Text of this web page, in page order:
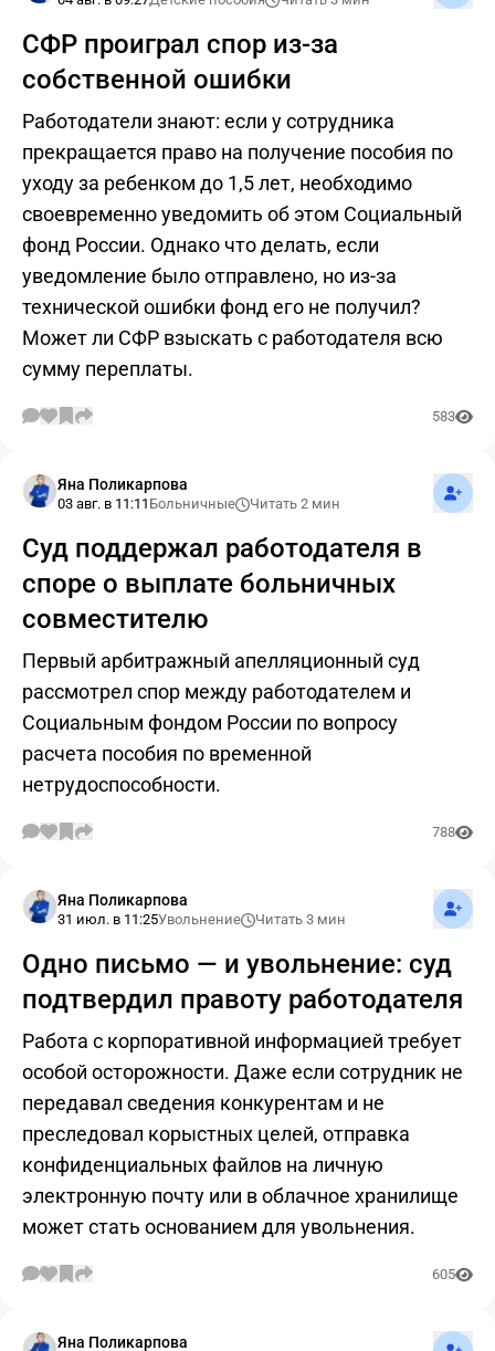
СФР проиграл спор из-за
собственной ошибки
Работодатели знают: если у сотрудника
прекращается право на получение пособия по
уходу за ребенком до 1,5 лет, необходимо
своевременно уведомить об этом Социальный
фонд России. Однако что делать, если
уведомление было отправлено, но из-за
технической ошибки фонд его не получил?
Может ли СФР взыскать с работодателя всю
сумму переплаты.
583
Яна Поликарпова
03 авг. в 11:11 Больничные Читать 2 мин
Суд поддержал работодателя в
споре о выплате больничных
совместителю
Первый арбитражный апелляционный суд
рассмотрел спор между работодателем и
Социальным фондом России по вопросу
расчета пособия по временной
нетрудоспособности.
788
Яна Поликарпова
31 июл. в 11:25Увольнение Читать 3 мин
Одно письмо — и увольнение: суд
подтвердил правоту работодателя
Работа с корпоративной информацией требует
особой осторожности. Даже если сотрудник не
передавал сведения конкурентам и не
преследовал корыстных целей, отправка
конфиденциальных файлов на личную
электронную почту или в облачное хранилище
может стать основанием для увольнения.
605
Яна Поликарпова